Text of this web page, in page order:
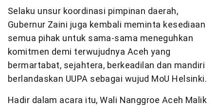
Selaku unsur koordinasi pimpinan daerah,
Gubernur Zaini juga kembali meminta kesediaan
semua pihak untuk sama-sama meneguhkan
komitmen demi terwujudnya Aceh yang
bermartabat, sejahtera, berkeadilan dan mandiri
berlandaskan UUPA sebagai wujud MoU Helsinki.
Hadir dalam acara itu, Wali Nanggroe Aceh Malik